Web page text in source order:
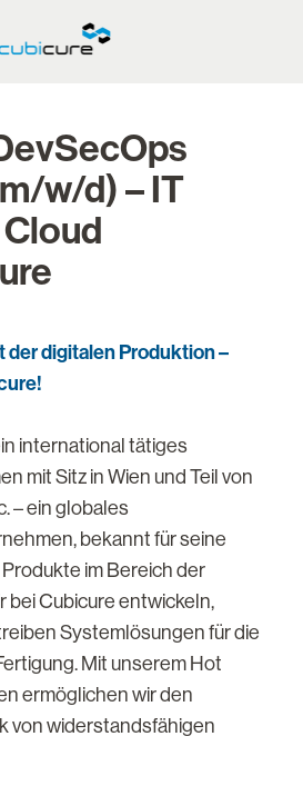
w/d) – IT
digitalen Produktion –
international tätiges
mit Sitz in Wien und Teil von
– ein globales
bekannt für seine
im Bereich der
bei Cubicure entwickeln,
Systemlösungen für die
Mit unserem Hot
ermöglichen wir den
von widerstandsfähigen